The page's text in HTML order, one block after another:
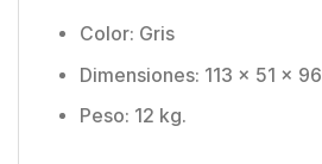
Color: Gris
Dimensiones: 113 x 51 x 96
Peso: 12 kg.